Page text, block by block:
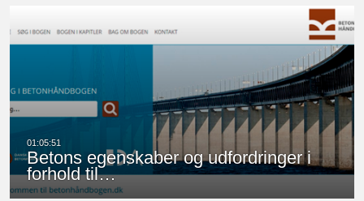
Betons egenskaber og udfordringer i
forhold til…